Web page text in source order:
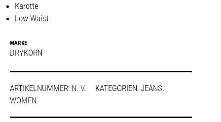
Karotte
Low Waist
MARKE
DRYKORN
ARTIKELNUMMER: N. V. KATEGORIEN: JEANS,
WOMEN